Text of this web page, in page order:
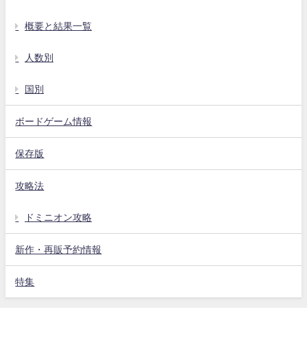
概要と結果一覧
人数別
国別
ボードゲーム情報
保存版
攻略法
ドミニオン攻略
新作・再販予約情報
特集